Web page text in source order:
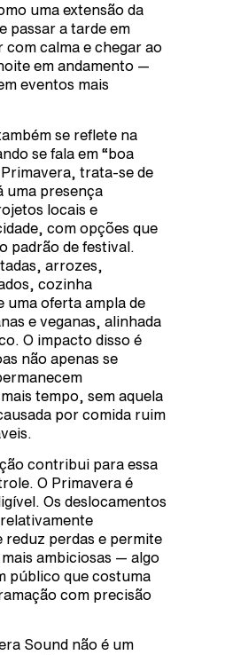
uma extensão da
passar a tarde em
com calma e chegar ao
em andamento —
eventos mais
se reflete na
se fala em “boa
trata-se de
uma presença
locais e
com opções que
padrão de festival.
arrozes,
cozinha
uma oferta ampla de
e veganas, alinhada
O impacto disso é
não apenas se
tempo, sem aquela
por comida ruim
contribui para essa
O Primavera é
Os deslocamentos
reduz perdas e permite
ambiciosas — algo
público que costuma
com precisão
Sound não é um